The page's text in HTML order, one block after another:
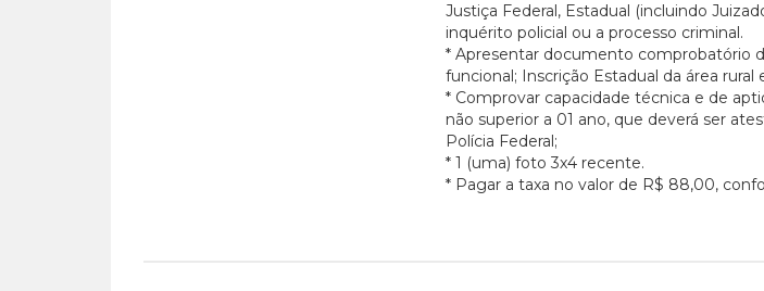
Justiça Federal, Estadual (incluindo
inquérito policial ou a processo criminal.
* Apresentar documento comprobatório
funcional; Inscrição Estadual da área rural
* Comprovar capacidade técnica e de
não superior a 01 ano, que deverá ser
Polícia Federal;
* 1 (uma) foto 3x4 recente.
* Pagar a taxa no valor de R$ 88,00,